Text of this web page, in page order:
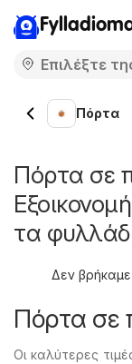
Πόρτα
Πόρτα σε
τα
Δεν
Πόρτα σε
Οι καλύτερες